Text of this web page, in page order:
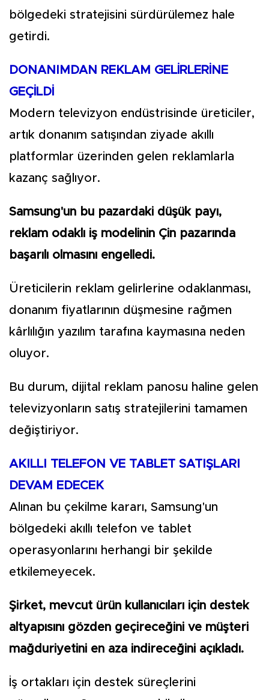
bölgedeki stratejisini sürdürülemez hale
getirdi.
DONANIMDAN REKLAM GELİRLERİNE
GEÇİLDİ
Modern televizyon endüstrisinde üreticiler,
artık donanım satışından ziyade akıllı
platformlar üzerinden gelen reklamlarla
kazanç sağlıyor.
Samsung'un bu pazardaki düşük payı,
reklam odaklı iş modelinin Çin pazarında
başarılı olmasını engelledi.
Üreticilerin reklam gelirlerine odaklanması,
donanım fiyatlarının düşmesine rağmen
kârlılığın yazılım tarafına kaymasına neden
oluyor.
Bu durum, dijital reklam panosu haline gelen
televizyonların satış stratejilerini tamamen
değiştiriyor.
AKILLI TELEFON VE TABLET SATIŞLARI
DEVAM EDECEK
Alınan bu çekilme kararı, Samsung'un
bölgedeki akıllı telefon ve tablet
operasyonlarını herhangi bir şekilde
etkilemeyecek.
Şirket, mevcut ürün kullanıcıları için destek
altyapısını gözden geçireceğini ve müşteri
mağduriyetini en aza indireceğini açıkladı.
İş ortakları için destek süreçlerini